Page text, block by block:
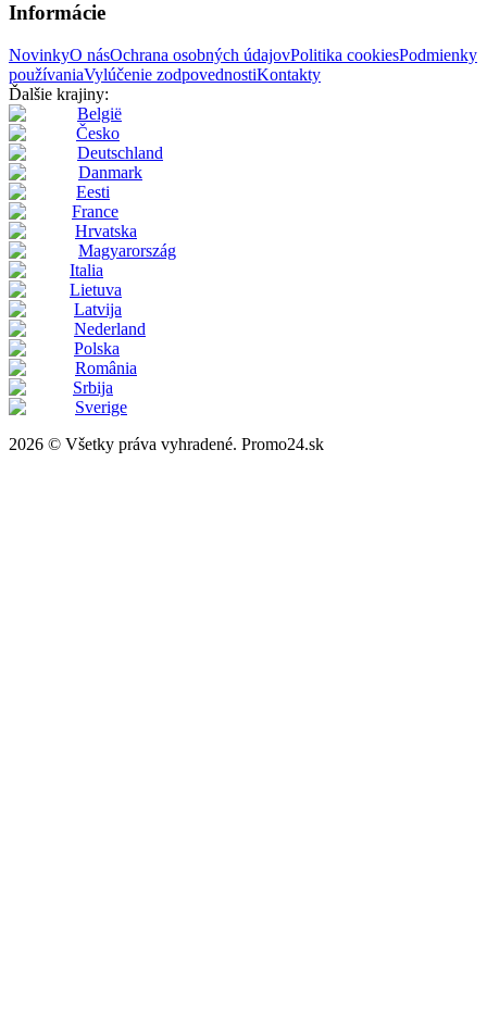
Informácie
NovinkyO násOchrana osobných údajovPolitika cookiesPodmienky
používaniaVylúčenie zodpovednostiKontakty
Ďalšie krajiny:
België
Česko
Deutschland
Danmark
Eesti
France
Hrvatska
Magyarország
Italia
Lietuva
Latvija
Nederland
Polska
România
Srbija
Sverige
2026 © Všetky práva vyhradené. Promo24.sk